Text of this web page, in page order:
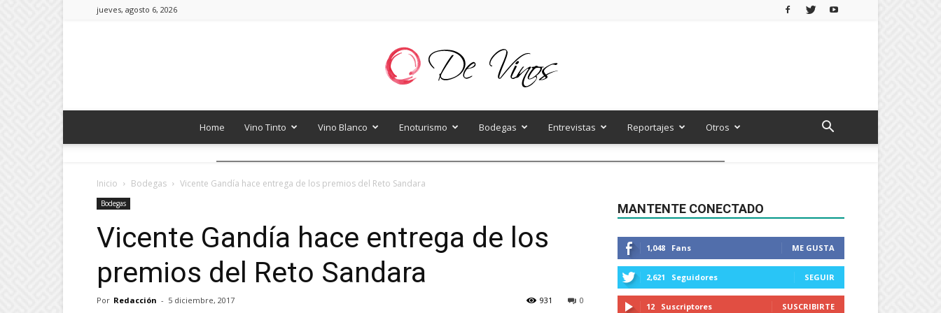
jueves, agosto 6, 2026
Vinos
Home Vino Tinto Vino Blanco Enoturismo Bodegas Entrevistas Reportajes Otros
Inicio Bodegas Vicente Gandía hace entrega de los premios del Reto Sandara
Bodegas
Vicente Gandía hace entrega de los
premios del Reto Sandara
Por Redacción - 5 diciembre, 2017 0
931
MANTENTE CONECTADO
1,048 Fans ME GUSTA
2,621 Seguidores SEGUIR
12 Suscriptores SUSCRIBIRTE